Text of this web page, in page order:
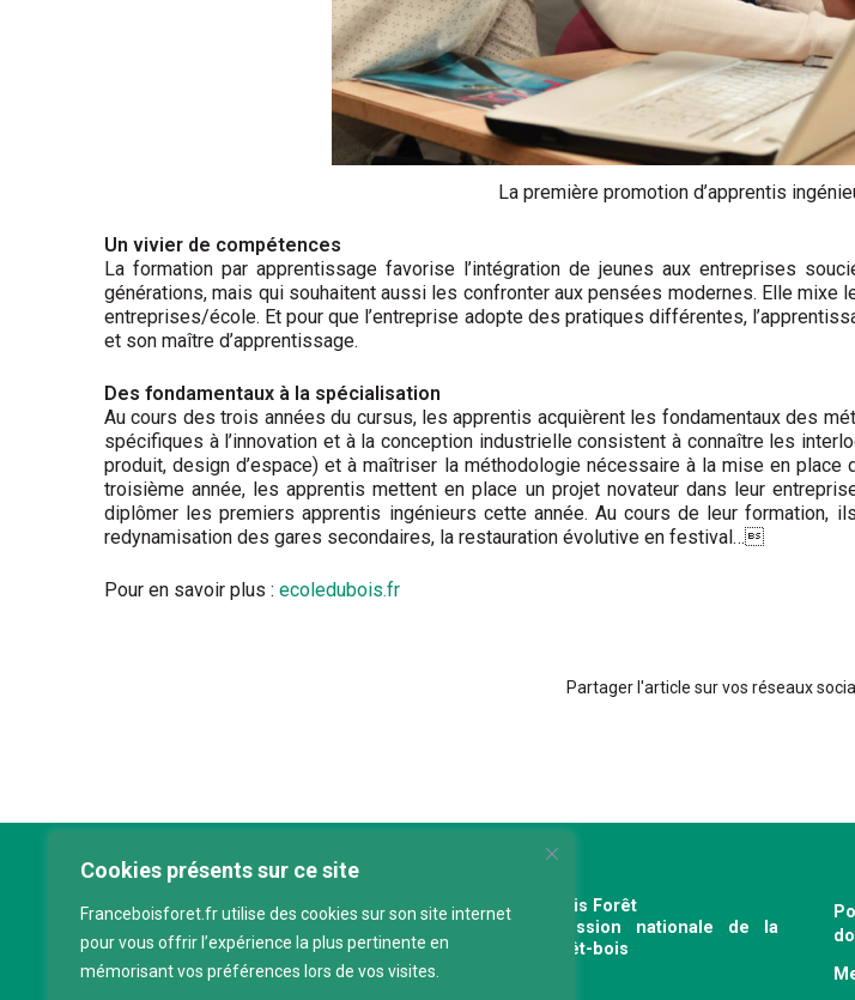
Cookies présents sur ce site
Franceboisforet.fr utilise des cookies sur son site internet
pour vous offrir l’expérience la plus pertinente en
mémorisant vos préférences lors de vos visites.
La première promotion d’apprentis
Un vivier de compétences
La formation par apprentissage favorise l’intégration de jeunes aux entreprises
générations, mais qui souhaitent aussi les confronter aux pensées modernes. Elle
entreprises/école. Et pour que l’entreprise adopte des pratiques différentes,
et son maître d’apprentissage.
Des fondamentaux à la spécialisation
Au cours des trois années du cursus, les apprentis acquièrent les fondamentaux des
spécifiques à l’innovation et à la conception industrielle consistent à connaître les
produit, design d’espace) et à maîtriser la méthodologie nécessaire à la mise en
troisième année, les apprentis mettent en place un projet novateur dans leur
diplômer les premiers apprentis ingénieurs cette année. Au cours de leur formation,
redynamisation des gares secondaires, la restauration évolutive en festival…
Pour en savoir plus : ecoledubois.fr
Partager l'article sur vos réseaux
France Bois Forêt
Interprofession nationale de la
filière forêt-bois